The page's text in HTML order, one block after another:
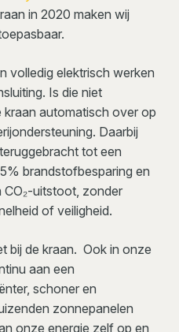
in 2020 maken wij
volledig elektrisch werken
Is die niet
kraan automatisch over op
Daarbij
tot een
brandstofbesparing en
CO₂-uitstoot, zonder
of veiligheid.
bij de kraan. Ook in onze
aan een
schoner en
zonnepanelen
onze energie zelf op en